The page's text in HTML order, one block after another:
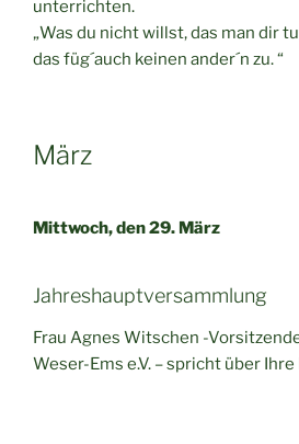
unterrichten.
„Was du nicht willst, das man dir
das füg´auch keinen ander´n zu. “
März
Mittwoch, den 29. März
Jahreshauptversammlung
Frau Agnes Witschen -
Weser-Ems e.V. – spricht über